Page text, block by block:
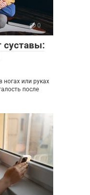
0
суставы:
или руках
после